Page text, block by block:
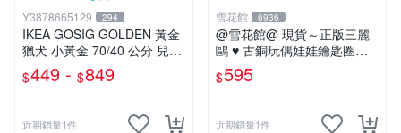
Y3878665129 294
IKEA GOSIG GOLDEN 黃金
獵犬 小黃金 70/40 公分 兒童
擺飾 玩偶 大狗 小狗 狗
$449 - $849
近期銷量1件
雪花館 6936
@雪花館@ 現貨～正版三麗
鷗 ♥ 古銅玩偶娃娃鑰匙圈掛
飾
$595
近期銷量1件